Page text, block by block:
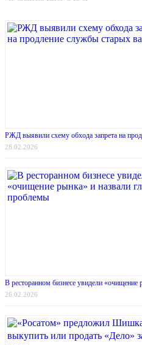
РЖД выявили схему обхода запрета на
28.02.2026
В ресторанном бизнесе увидели
26.02.2026